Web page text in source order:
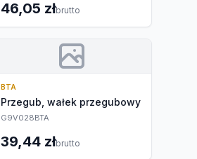
46,05 złbrutto
BTA
Przegub, wałek przegubowy
G9V028BTA
39,44 złbrutto